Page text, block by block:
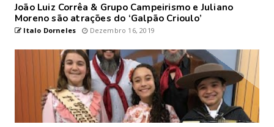
João Luiz Corrêa & Grupo Campeirismo e Juliano
Moreno são atrações do ‘Galpão Crioulo’
Italo Dorneles Dezembro 16, 2019